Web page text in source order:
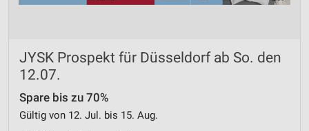
JYSK Prospekt für Düsseldorf ab So. den
12.07.
Spare bis zu 70%
Gültig von 12. Jul. bis 15. Aug.